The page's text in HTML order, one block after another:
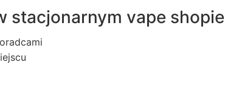
stacjonarnym vape shopie